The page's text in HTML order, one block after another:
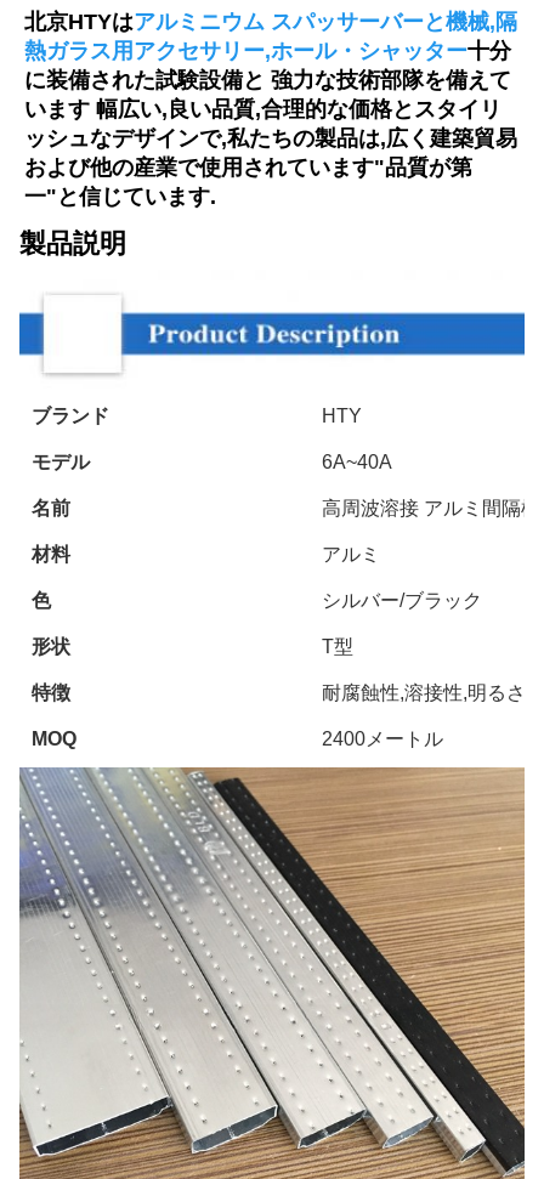
北京HTYはアルミニウム スパッサーバーと機械,隔
熱ガラス用アクセサリー,ホール・シャッター十分
に装備された試験設備と 強力な技術部隊を備えて
います 幅広い,良い品質,合理的な価格とスタイリ
ッシュなデザインで,私たちの製品は,広く建築貿易
および他の産業で使用されています"品質が第
一"と信じています.
製品説明
ブランド HTY
モデル 6A~40A
名前 高周波溶接 アルミ間隔棒
材料 アルミ
色 シルバー/ブラック
形状 T型
特徴 耐腐蝕性,溶接性,明るさ
MOQ 2400メートル